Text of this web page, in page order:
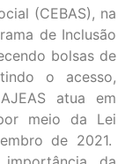
(CEBAS), na
de Inclusão
bolsas de
o acesso,
atua em
meio da Lei
de 2021.